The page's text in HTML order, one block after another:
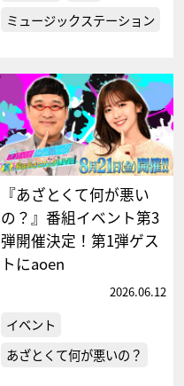
ミュージックステーション
『あざとくて何が悪い
の？』番組イベント第3
弾開催決定！第1弾ゲス
トにaoen
2026.06.12
イベント
あざとくて何が悪いの？